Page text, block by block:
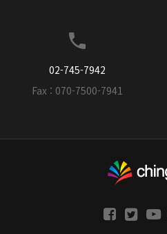
02-745-7942
Fax : 070-7500-7941